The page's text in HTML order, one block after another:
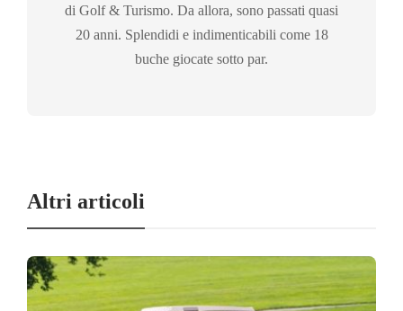
di Golf & Turismo. Da allora, sono passati quasi
20 anni. Splendidi e indimenticabili come 18
buche giocate sotto par.
Altri articoli